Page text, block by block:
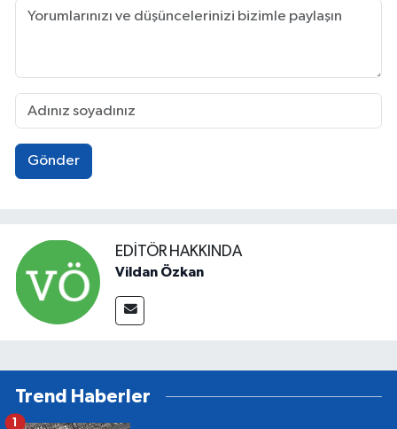
Gönder
EDITÖR HAKKINDA
Vildan Özkan
Trend Haberler
1